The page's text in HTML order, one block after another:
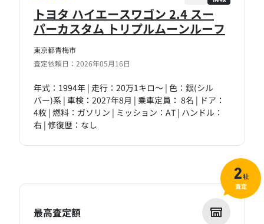
東京都青梅市
査定依頼日：2026年05月16日
トヨタ ハイエースワゴン 2.4 スー
パーカスタム トリプルムーンルーフ
年式：1994年 | 走行：20万1キロ～ | 色：銀(シル
バー)系 | 車検：2027年8月 | 乗車定員： 8名 | ドア：
4枚 | 燃料：ガソリン | ミッション：AT | ハンドル：
右 | 修復歴：なし
最高査定額
2社
査定